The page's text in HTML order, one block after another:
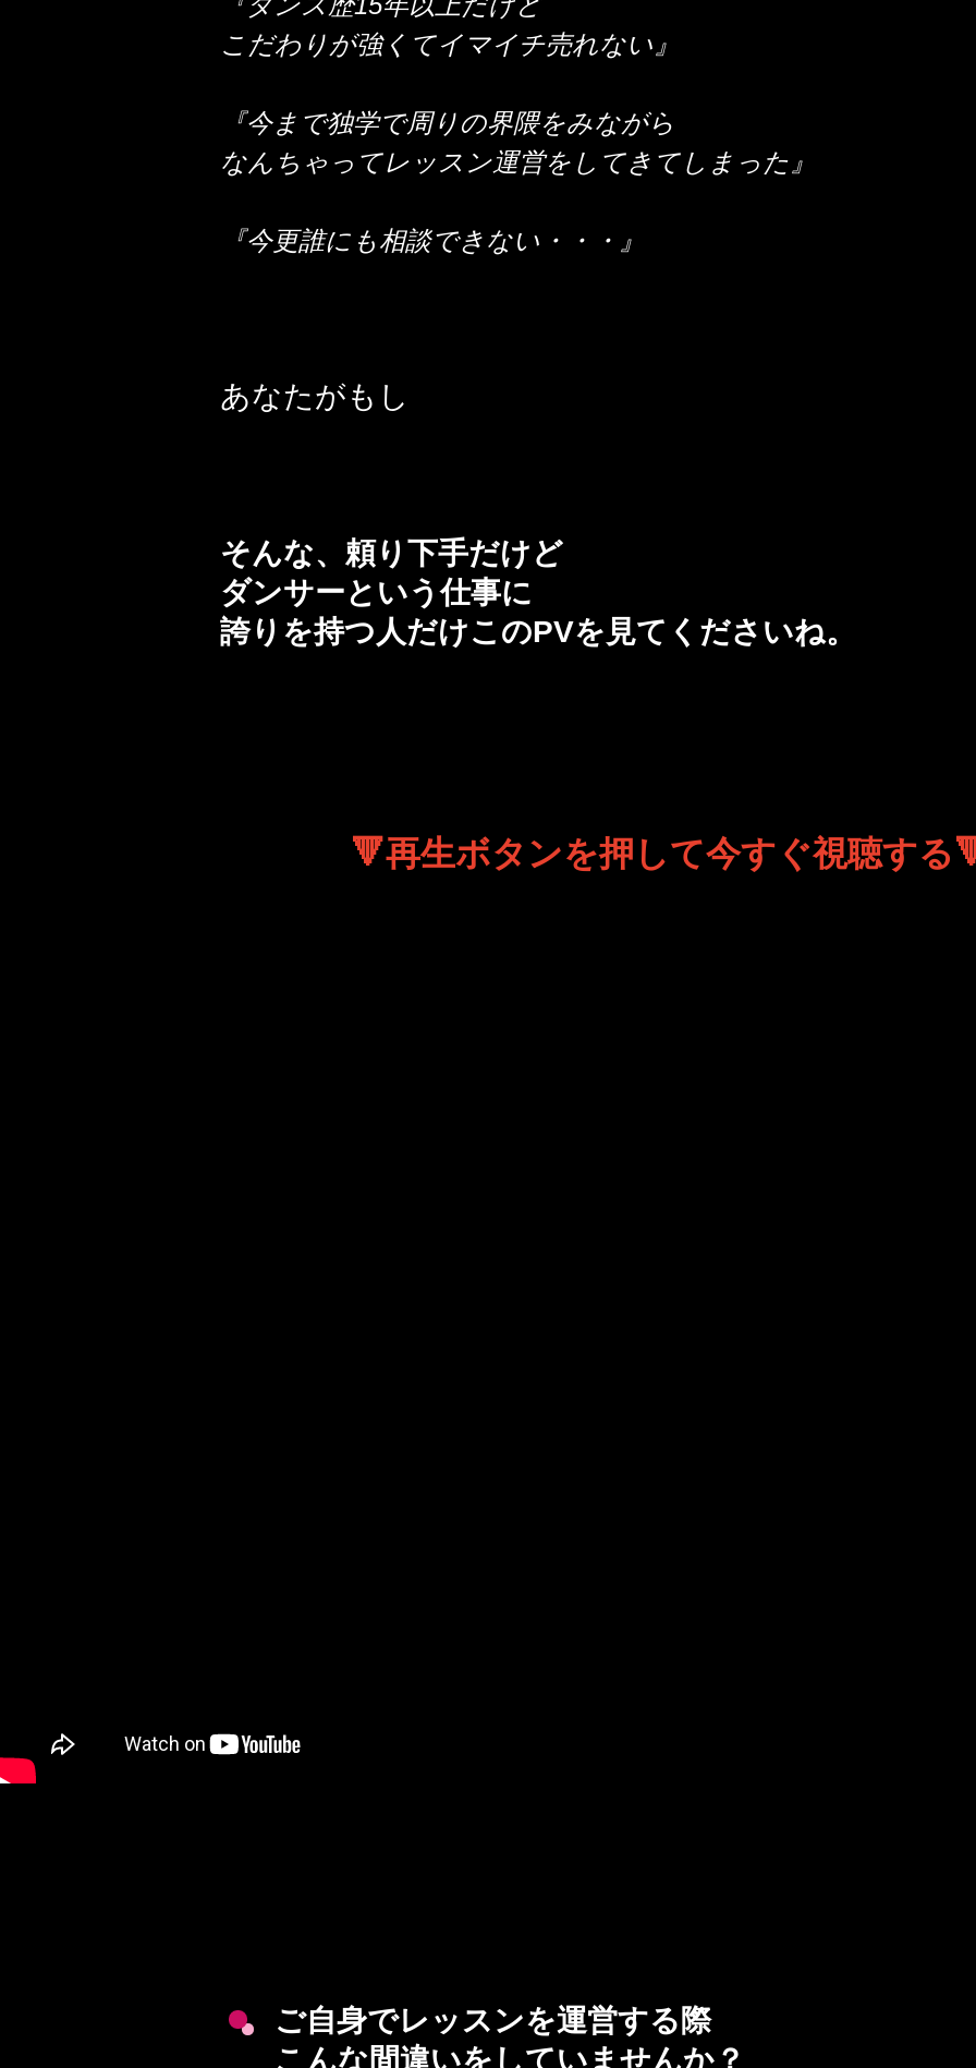
こだわりが強くてイマイチ売れない』
『今まで独学で周りの界隈をみながら
なんちゃってレッスン運営をしてきてしまった』
『今更誰にも相談できない・・・』
あなたがもし
そんな、頼り下手だけど
ダンサーという仕事に
誇りを持つ人だけこのPVを見てくださいね。
🔻再生ボタンを押して今すぐ視聴する
ご自身でレッスンを運営する際
こんな間違いをしていませんか？